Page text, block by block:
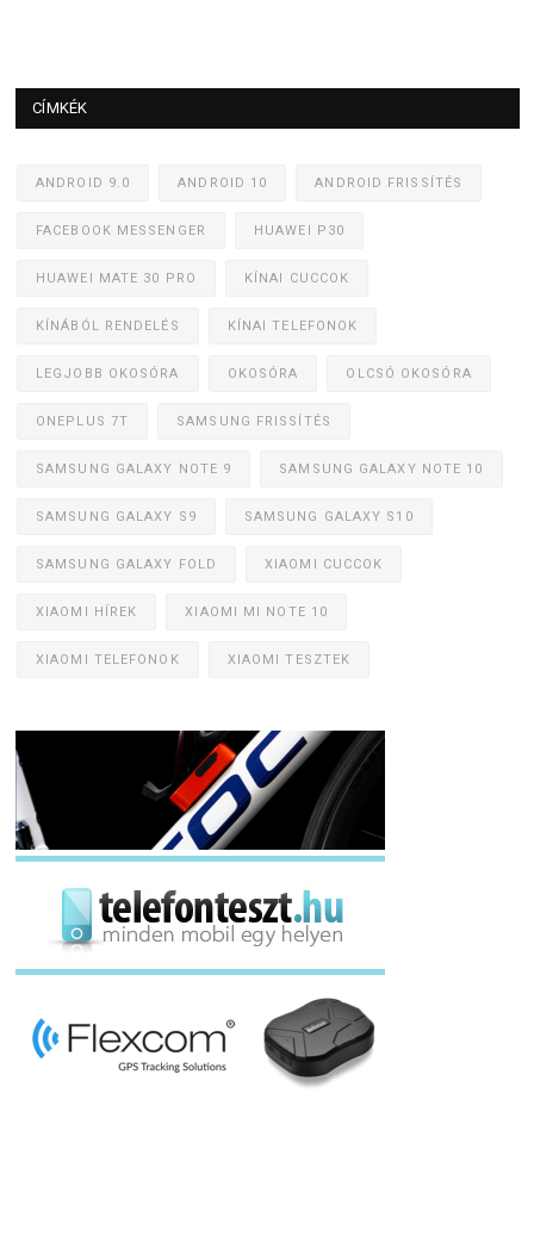
CÍMKÉK
ANDROID 9.0 ANDROID 10 ANDROID FRISSÍTÉS
FACEBOOK MESSENGER HUAWEI P30
HUAWEI MATE 30 PRO KÍNAI CUCCOK
KÍNÁBÓL RENDELÉS KÍNAI TELEFONOK
LEGJOBB OKOSÓRA OKOSÓRA OLCSÓ OKOSÓRA
ONEPLUS 7T SAMSUNG FRISSÍTÉS
SAMSUNG GALAXY NOTE 9 SAMSUNG GALAXY NOTE 10
SAMSUNG GALAXY S9 SAMSUNG GALAXY S10
SAMSUNG GALAXY FOLD XIAOMI CUCCOK
XIAOMI HÍREK XIAOMI MI NOTE 10
XIAOMI TELEFONOK XIAOMI TESZTEK